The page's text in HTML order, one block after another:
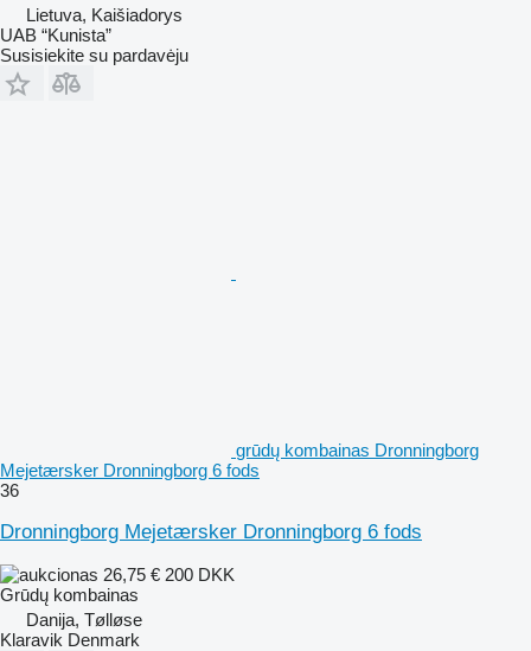
Lietuva, Kaišiadorys
UAB “Kunista”
Susisiekite su pardavėju
grūdų kombainas Dronningborg
Mejetærsker Dronningborg 6 fods
36
Dronningborg Mejetærsker Dronningborg 6 fods
26,75 € 200 DKK
Grūdų kombainas
Danija, Tølløse
Klaravik Denmark